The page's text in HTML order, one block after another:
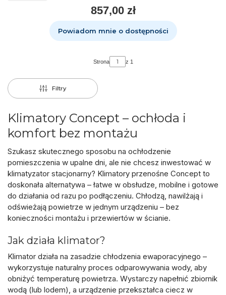
857,00 zł
Powiadom mnie o dostępności
Strona z 1
Filtry
Klimatory Concept – ochłoda i
komfort bez montażu
Szukasz skutecznego sposobu na ochłodzenie
pomieszczenia w upalne dni, ale nie chcesz inwestować w
klimatyzator stacjonarny? Klimatory przenośne Concept to
doskonała alternatywa – łatwe w obsłudze, mobilne i gotowe
do działania od razu po podłączeniu. Chłodzą, nawilżają i
odświeżają powietrze w jednym urządzeniu – bez
konieczności montażu i przewiertów w ścianie.
Jak działa klimator?
Klimator działa na zasadzie chłodzenia ewaporacyjnego –
wykorzystuje naturalny proces odparowywania wody, aby
obniżyć temperaturę powietrza. Wystarczy napełnić zbiornik
wodą (lub lodem), a urządzenie przekształca ciecz w